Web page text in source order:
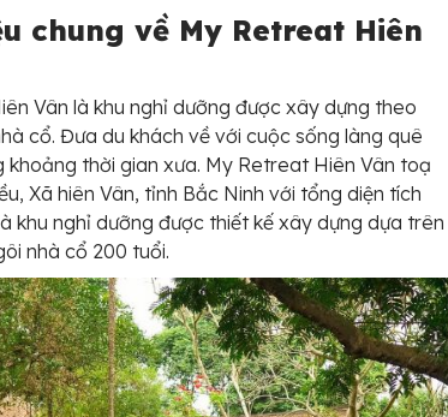
chung về My Retreat Hiên
Vân là khu nghỉ dưỡng được xây dựng theo
cổ. Đưa du khách về với cuộc sống làng quê
khoảng thời gian xưa. My Retreat Hiên Vân toạ
Xã hiên Vân, tỉnh Bắc Ninh với tổng diện tích
khu nghỉ dưỡng được thiết kế xây dựng dựa trên
nhà cổ 200 tuổi.